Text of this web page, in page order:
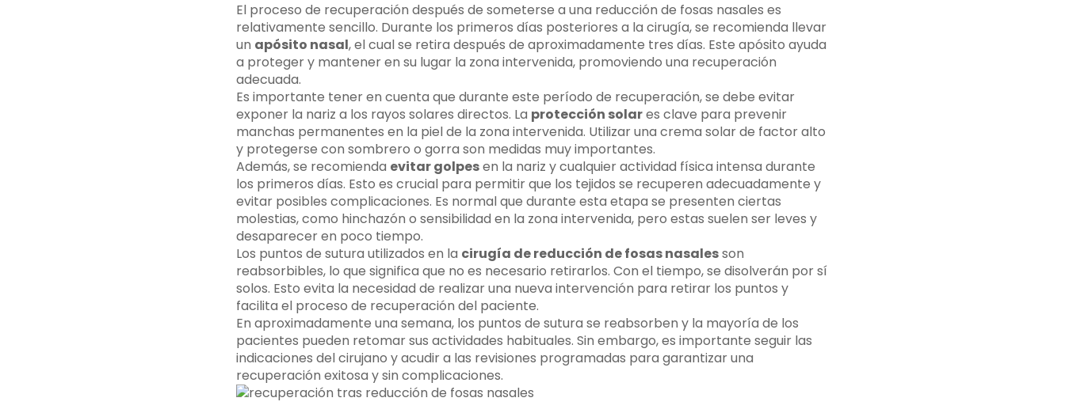
El proceso de recuperación después de someterse a una reducción de fosas nasales es
relativamente sencillo. Durante los primeros días posteriores a la cirugía, se recomienda llevar
un apósito nasal, el cual se retira después de aproximadamente tres días. Este apósito ayuda
a proteger y mantener en su lugar la zona intervenida, promoviendo una recuperación
adecuada.
Es importante tener en cuenta que durante este período de recuperación, se debe evitar
exponer la nariz a los rayos solares directos. La protección solares clave para prevenir
manchas permanentes en la piel de la zona intervenida. Utilizar una crema solar de factor alto
y protegerse con sombrero o gorra son medidas muy importantes.
Además, se recomienda evitar golpesen la nariz y cualquier actividad física intensa durante
los primeros días. Esto es crucial para permitir que los tejidos se recuperen adecuadamente y
evitar posibles complicaciones. Es normal que durante esta etapa se presenten ciertas
molestias, como hinchazón o sensibilidad en la zona intervenida, pero estas suelen ser leves y
desaparecer en poco tiempo.
Los puntos de sutura utilizados en la cirugía de reducción de fosas nasalesson
reabsorbibles, lo que significa que no es necesario retirarlos. Con el tiempo, se disolverán por sí
solos. Esto evita la necesidad de realizar una nueva intervención para retirar los puntos y
facilita el proceso de recuperación del paciente.
En aproximadamente una semana, los puntos de sutura se reabsorben y la mayoría de los
pacientes pueden retomar sus actividades habituales. Sin embargo, es importante seguir las
indicaciones del cirujano y acudir a las revisiones programadas para garantizar una
recuperación exitosa y sin complicaciones.